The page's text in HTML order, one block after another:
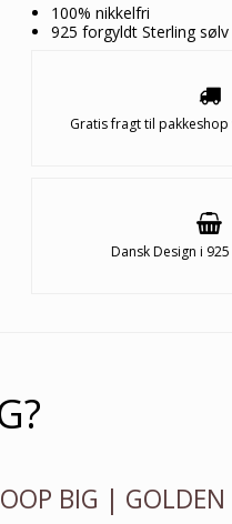
100% nikkelfri
925 forgyldt Sterling sølv
Gratis fragt til
Dansk Design i
BIG | GOLDEN